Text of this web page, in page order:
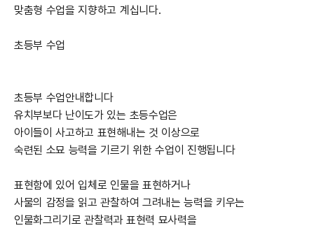
맞춤형 수업을 지향하고 계십니다.​
초등부 수업
초등부 수업안내합니다
유치부보다 난이도가 있는 초등수업은
아이들이 사고하고 표현해내는 것 이상으로
숙련된 소묘 능력을 기르기 위한 수업이 진행됩니다​
표현함에 있어 입체로 인물을 표현하거나
사물의 감정을 읽고 관찰하여 그려내는 능력을 키우는
인물화그리기로 관찰력과 표현력 묘사력을